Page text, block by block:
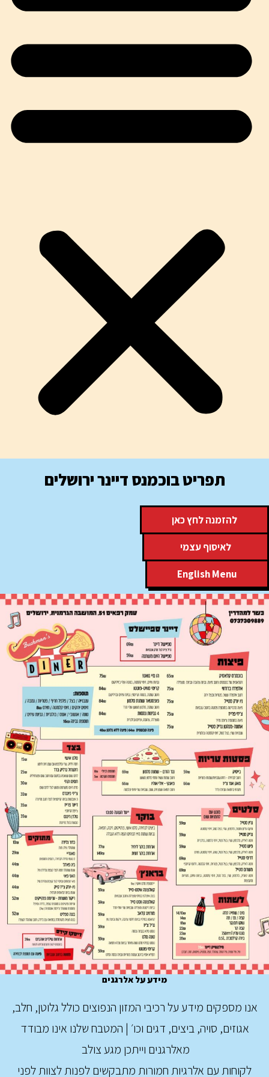
תפריט בוכמנס דיינר ירושלים
להזמנה לחץ כאן
לאיסוף עצמי
English Menu
מידע על אלרגנים
אנו מספקים מידע על רכיבי המזון הנפוצים כולל גלוטן, חלב,
אגוזים, סויה, ביצים, דגים וכו׳ | המטבח שלנו אינו מבודד
מאלרגנים וייתכן מגע צולב
לקוחות עם אלרגיות חמורות מתבקשים לפנות לצוות לפני